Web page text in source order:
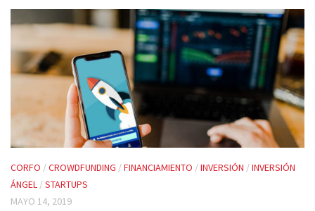
CORFO /CROWDFUNDING /FINANCIAMIENTO /INVERSIÓN /INVERSIÓN
ÁNGEL /STARTUPS
MAYO 14, 2019